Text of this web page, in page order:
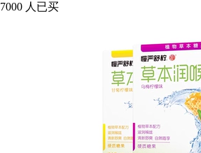
7000 人已买